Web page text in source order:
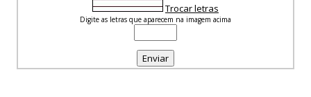
Trocar letras
Digite as letras que aparecem na imagem acima